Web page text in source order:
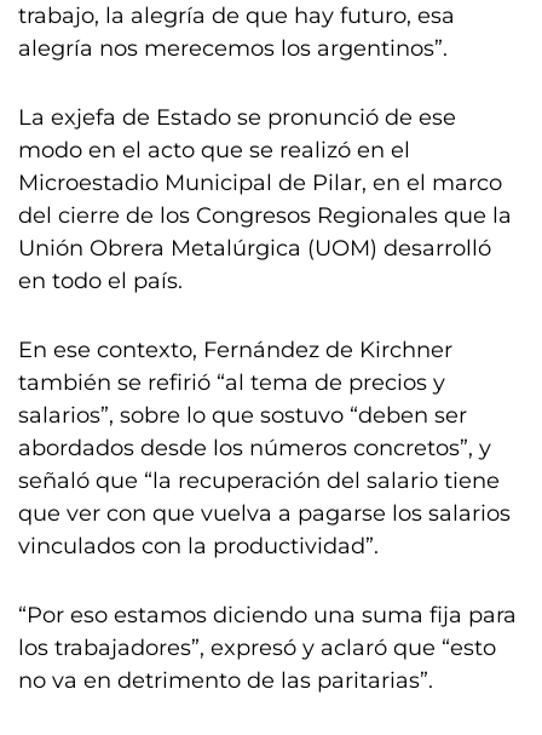
trabajo, la alegría de que hay futuro, esa
alegría nos merecemos los argentinos”.
La exjefa de Estado se pronunció de ese
modo en el acto que se realizó en el
Microestadio Municipal de Pilar, en el marco
del cierre de los Congresos Regionales que la
Unión Obrera Metalúrgica (UOM) desarrolló
en todo el país.
En ese contexto, Fernández de Kirchner
también se refirió “al tema de precios y
salarios”, sobre lo que sostuvo “deben ser
abordados desde los números concretos”, y
señaló que “la recuperación del salario tiene
que ver con que vuelva a pagarse los salarios
vinculados con la productividad”.
“Por eso estamos diciendo una suma fija para
los trabajadores”, expresó y aclaró que “esto
no va en detrimento de las paritarias”.